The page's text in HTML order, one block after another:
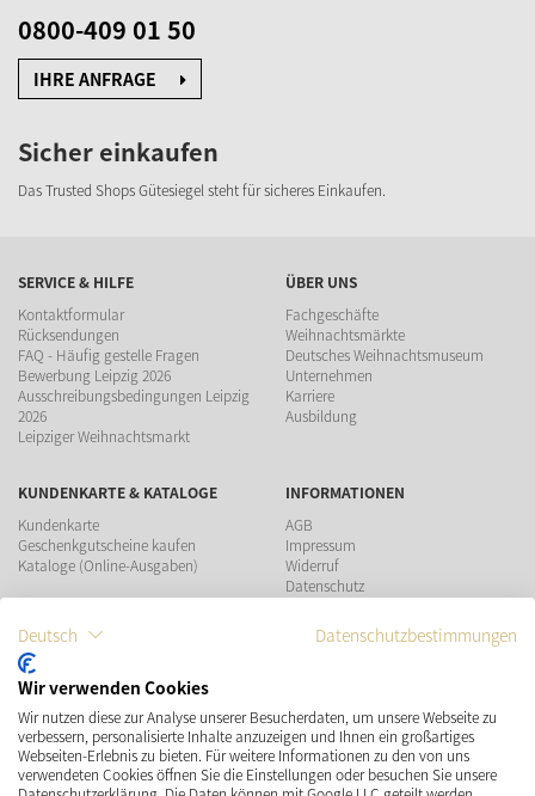
0800-409 01 50
IHRE ANFRAGE
Sicher einkaufen
Das Trusted Shops Gütesiegel steht für sicheres Einkaufen.
SERVICE & HILFE
Kontaktformular
Rücksendungen
FAQ - Häufig gestelle Fragen
Bewerbung Leipzig 2026
Ausschreibungsbedingungen Leipzig
2026
Leipziger Weihnachtsmarkt
ÜBER UNS
Fachgeschäfte
Weihnachtsmärkte
Deutsches Weihnachtsmuseum
Unternehmen
Karriere
Ausbildung
KUNDENKARTE & KATALOGE
Kundenkarte
Geschenkgutscheine kaufen
Kataloge (Online-Ausgaben)
INFORMATIONEN
AGB
Impressum
Widerruf
Datenschutz
ZAHLUNGSMÖGLICHKEITEN
VERSAND SOCIAL MEDIA
Deutsch Datenschutzbestimmungen
Wir verwenden Cookies
Wir nutzen diese zur Analyse unserer Besucherdaten, um unsere Webseite zu
verbessern, personalisierte Inhalte anzuzeigen und Ihnen ein großartiges
Webseiten-Erlebnis zu bieten. Für weitere Informationen zu den von uns
verwendeten Cookies öffnen Sie die Einstellungen oder besuchen Sie unsere